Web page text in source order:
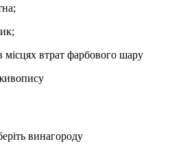
втрат фарбового шару
винагороду